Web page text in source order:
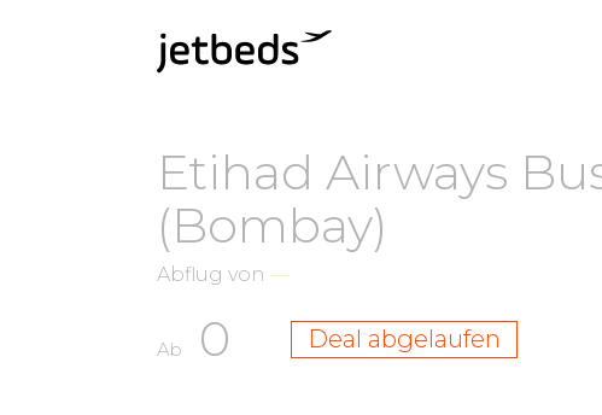
Etihad Airways
(Bombay)
Abflug von —
Ab 0 Deal abgelaufen